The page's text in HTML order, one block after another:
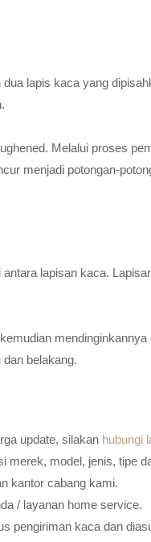
lapis kaca yang
Melalui proses
menjadi potongan-
lapisan kaca.
dan belakang.
update, silakan hubungi
model, jenis, tipe
kantor cabang kami.
/ layanan home service.
pengiriman kaca dan